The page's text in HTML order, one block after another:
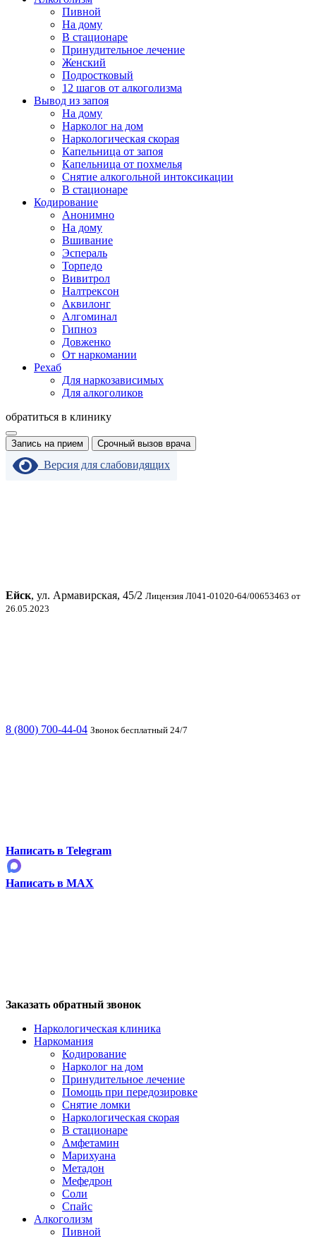
Пивной
На дому
В стационаре
Принудительное лечение
Женский
Подростковый
12 шагов от алкоголизма
Вывод из запоя
На дому
Нарколог на дом
Наркологическая скорая
Капельница от запоя
Капельница от похмелья
Снятие алкогольной интоксикации
В стационаре
Кодирование
Анонимно
На дому
Вшивание
Эспераль
Торпедо
Вивитрол
Налтрексон
Аквилонг
Алгоминал
Гипноз
Довженко
От наркомании
Рехаб
Для наркозависимых
Для алкоголиков
обратиться в клинику
Запись на прием Срочный вызов врача
Версия для слабовидящих
Ейск, ул. Армавирская, 45/2 Лицензия Л041-01020-64/00653463 от
26.05.2023
8 (800) 700-44-04 Звонок бесплатный 24/7
Написать в Telegram
Написать в MAX
Заказать обратный звонок
Наркологическая клиника
Наркомания
Кодирование
Нарколог на дом
Принудительное лечение
Помощь при передозировке
Снятие ломки
Наркологическая скорая
В стационаре
Амфетамин
Марихуана
Метадон
Мефедрон
Соли
Спайс
Алкоголизм
Пивной